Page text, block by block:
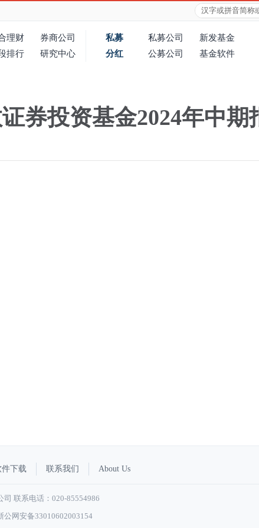
理财
券商公司
排行 研究中心
私募 私募公司
新发基金
分红
公募公司 基金软件
券投资基金2024年中期
件下载 联系我们 About Us
联系电话：020-85554986
公网安备33010602003154